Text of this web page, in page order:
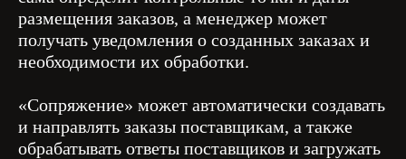
размещения заказов, а менеджер может
получать уведомления о созданных заказах и
необходимости их обработки.
«Сопряжение» может автоматически создавать
и направлять заказы поставщикам, а также
обрабатывать ответы поставщиков и загружать